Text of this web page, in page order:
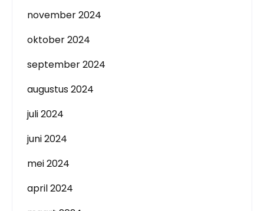
november 2024
oktober 2024
september 2024
augustus 2024
juli 2024
juni 2024
mei 2024
april 2024